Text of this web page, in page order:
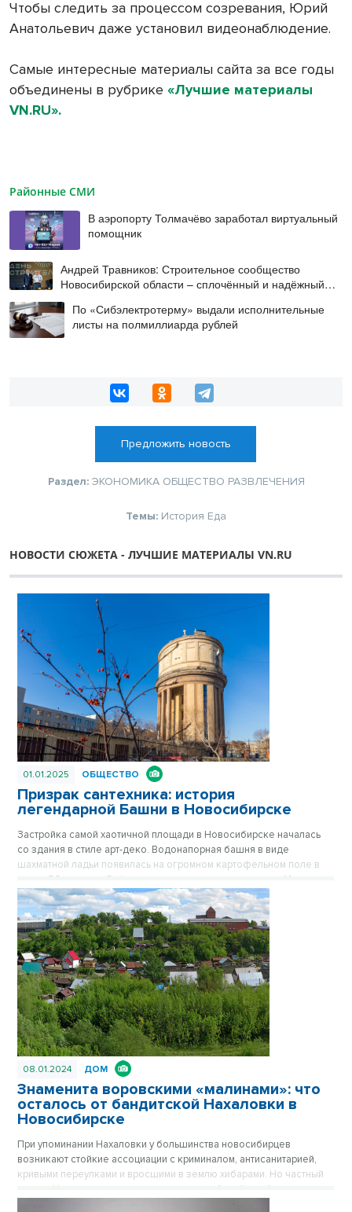
Чтобы следить за процессом созревания, Юрий
Анатольевич даже установил видеонаблюдение.
Самые интересные материалы сайта за все годы
объединены в рубрике «Лучшие материалы
VN.RU».
Районные СМИ
В аэропорту Толмачёво заработал виртуальный
помощник
Андрей Травников: Строительное сообщество
Новосибирской области – сплочённый и надёжный
коллектив
По «Сибэлектротерму» выдали исполнительные
листы на полмиллиарда рублей
Предложить новость
Раздел: ЭКОНОМИКА ОБЩЕСТВО РАЗВЛЕЧЕНИЯ
Темы: История Еда
НОВОСТИ СЮЖЕТА - ЛУЧШИЕ МАТЕРИАЛЫ VN.RU
01.01.2025 ОБЩЕСТВО
Призрак сантехника: история
легендарной Башни в Новосибирске
Застройка самой хаотичной площади в Новосибирске началась
со здания в стиле арт-деко. Водонапорная башня в виде
шахматной ладьи появилась на огромном картофельном поле в
конце 30-х годов. Сейчас стильное здание на площади Маркса
спрятано за хрущевками, его хорошо видно только с высоких
точек обзора. Впрочем, с окружением Башне никогда не везло.
Сначала вокруг была картошка, которую сажали жители
окрестных деревень, затем возникли пятиэтажки, а после
зашумела пестрая барахолка на площади Маркса. Публикуется
повторно в цикле «Лучшие материалы VN.RU за 2023 год».
08.01.2024 ДОМ
Знаменита воровскими «малинами»: что
осталось от бандитской Нахаловки в
Новосибирске
При упоминании Нахаловки у большинства новосибирцев
возникают стойкие ассоциации с криминалом, антисанитарией,
кривыми переулками и вросшими в землю хибарами. Но частный
сектор Нахаловки, где сильны правила рабочей слободки, уже не